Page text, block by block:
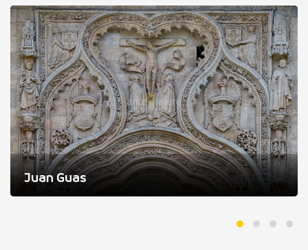
Juan Guas